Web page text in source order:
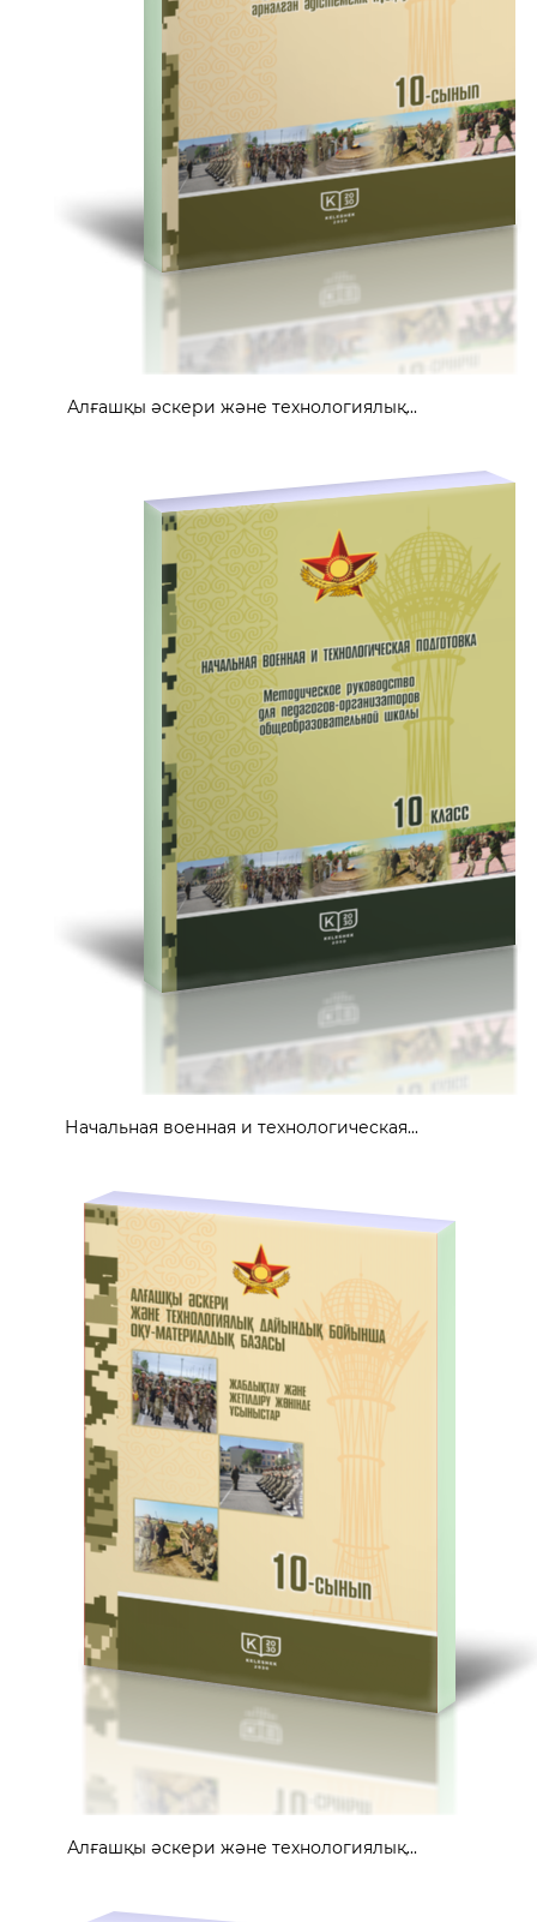
Алғашқы әскери және технологиялық...
Начальная военная и технологическая...
Алғашқы әскери және технологиялық...